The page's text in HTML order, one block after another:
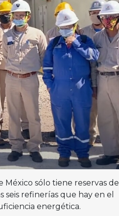
sólo tiene reservas de
seis refinerías que hay en el
energética.